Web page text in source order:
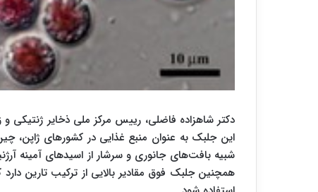
دکتر شاهزاده فاضلی، رییس مرکز ملی ذخایر ژنتیکی
این جلبک به عنوان منبع غذایی در کشورهای ژاپن،
همچنین جلبک فوق مقادیر بالایی از ترکیب تارین